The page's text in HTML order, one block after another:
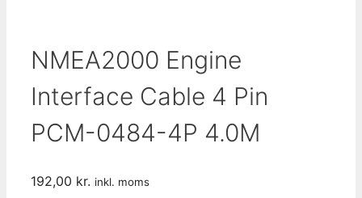
NMEA2000 Engine
Interface Cable 4 Pin
PCM-0484-4P 4.0M
192,00 kr. inkl. moms